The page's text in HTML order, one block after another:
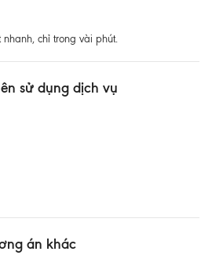
chỉ trong vài phút.
sử dụng dịch vụ
án khác